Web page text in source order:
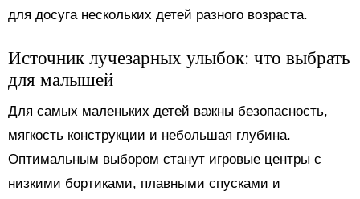
для досуга нескольких детей разного возраста.
Источник лучезарных улыбок: что выбрать
для малышей
Для самых маленьких детей важны безопасность,
мягкость конструкции и небольшая глубина.
Оптимальным выбором станут игровые центры с
низкими бортиками, плавными спусками и